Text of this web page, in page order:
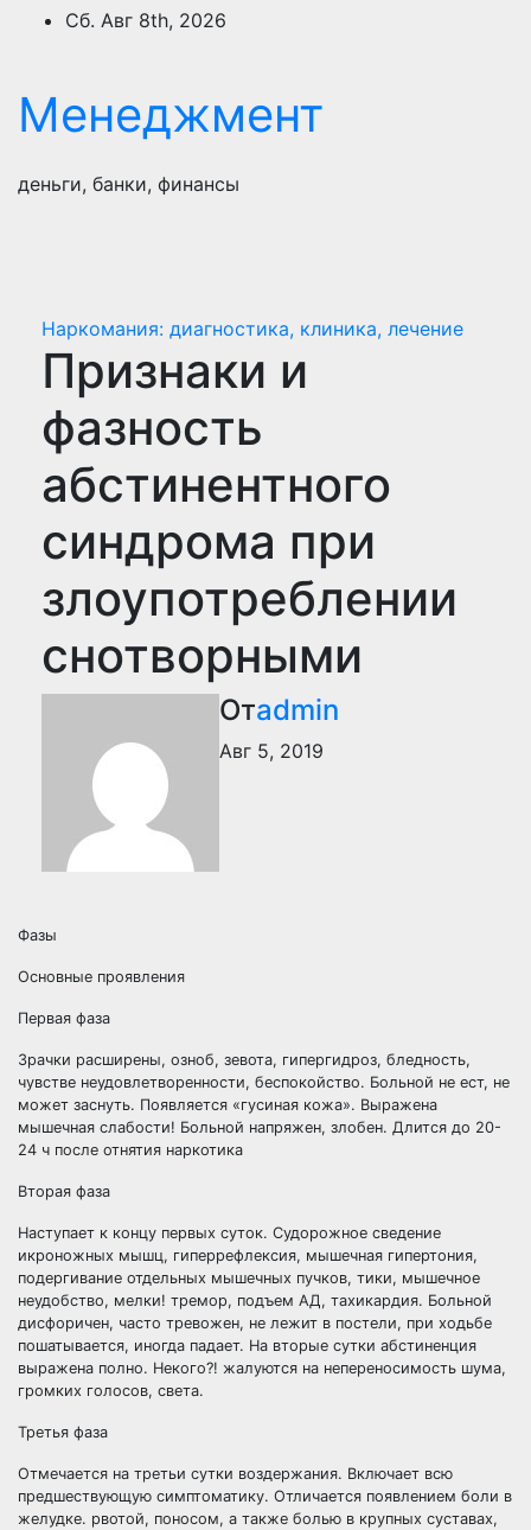
ПерейтиСб. Авг 8th, 2026
Менеджмент
деньги, банки, финансы
Наркомания: диагностика, клиника, лечение
Признаки и
фазность
абстинентного
синдрома при
злоупотреблении
снотворными
Отadmin
Авг 5, 2019
Фазы
Основные проявления
Первая фаза
Зрачки расширены, озноб, зевота, гипергидроз, бледность,
чувстве неудовлетворенности, беспокойство. Больной не ест, не
может заснуть. Появляется «гусиная кожа». Выражена
мышечная слабости! Больной напряжен, злобен. Длится до 20-
24 ч после отнятия наркотика
Вторая фаза
Наступает к концу первых суток. Судорожное сведение
икроножных мышц, гиперрефлексия, мышечная гипертония,
подергивание отдельных мышечных пучков, тики, мышечное
неудобство, мелки! тремор, подъем АД, тахикардия. Больной
дисфоричен, часто тревожен, не лежит в постели, при ходьбе
пошатывается, иногда падает. На вторые сутки абстиненция
выражена полно. Некого?! жалуются на непереносимость шума,
громких голосов, света.
Третья фаза
Отмечается на третьи сутки воздержания. Включает всю
предшествующую симптоматику. Отличается появлением боли в
желудке. рвотой, поносом, а также болью в крупных суставах,